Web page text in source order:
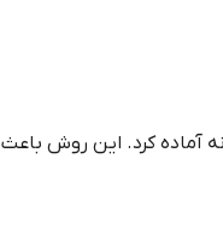
آماده کرد. این روش